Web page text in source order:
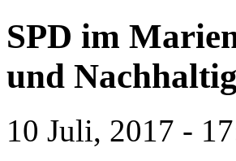
SPD im
und
10 Juli, 2017 -